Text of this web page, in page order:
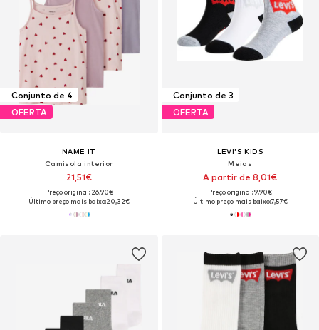
Conjunto de 4
OFERTA
NAME IT
Camisola interior
21,51€
Preço original: 26,90€
Último preço mais baixo:20,32€
Conjunto de 3
OFERTA
LEVI'S KIDS
Meias
A partir de 8,01€
Preço original: 9,90€
Último preço mais baixo:7,57€